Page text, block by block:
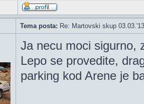
Tema posta: Re: Martovski skup
Ja necu moci sigurno,
Lepo se provedite,
parking kod Arene je